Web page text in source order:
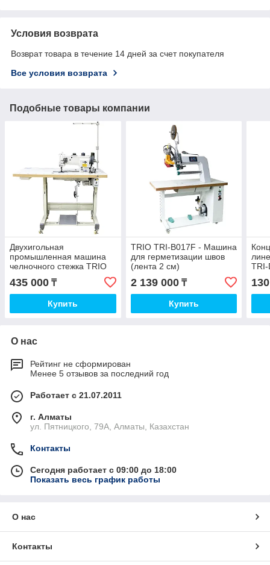
Условия возврата
Возврат товара в течение 14 дней за счет покупателя
Все условия возврата
Подобные товары компании
Двухигольная
промышленная машина
челночного стежка TRIO
TRI-5942-2 (12.7)
435 000 ₸
Купить
TRIO TRI-B017F - Машина
для герметизации швов
(лента 2 см)
2 139 000₸
Купить
О нас
Рейтинг не сформирован
Менее 5 отзывов за последний год
Работает с 21.07.2011
г. Алматы
ул. Пятницкого, 79А, Алматы, Казахстан
Контакты
Сегодня работает с 09:00 до 18:00
Показать весь график работы
О нас
Контакты